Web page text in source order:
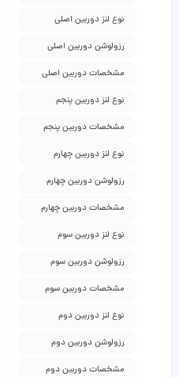
نوع لنز دوربین اصلی
رزولوشن دوربین اصلی
مشخصات دوربین اصلی
نوع لنز دوربین پنجم
مشخصات دوربین پنجم
نوع لنز دوربین چهارم
رزولوشن دوربین چهارم
مشخصات دوربین چهارم
نوع لنز دوربین سوم
رزولوشن دوربین سوم
مشخصات دوربین سوم
نوع لنز دوربین دوم
رزولوشن دوربین دوم
مشخصات دوربین دوم